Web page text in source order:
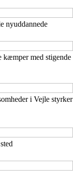
nyuddannede
kæmper med stigende
i Vejle styrker